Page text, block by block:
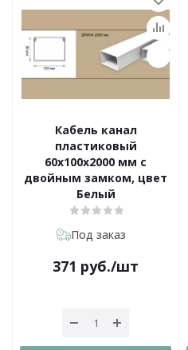
Кабель канал
пластиковый
60х100х2000 мм с
двойным замком, цвет
Белый
Под заказ
371 руб./шт